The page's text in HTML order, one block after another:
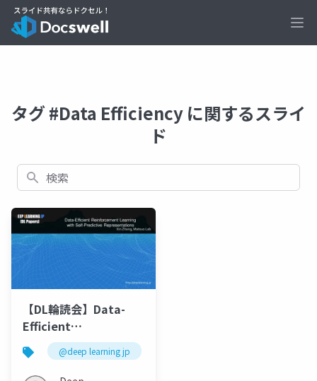
タグ #Data Efficiency に関するスライ
ド
検索
【DL輪読会】Data-
Efficient
Reinforcement
Learning with Self-
Predictive
@deep learning jp